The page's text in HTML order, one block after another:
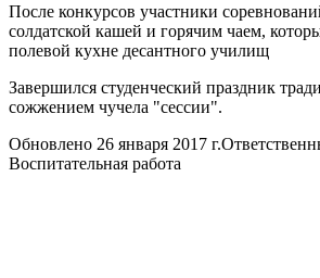
После конкурсов участники
солдатской кашей и горячим чаем,
полевой кухне десантного училищ
Завершился студенческий праздник
сожжением чучела "сессии".
Обновлено 26 января 2017 г.
Воспитательная работа